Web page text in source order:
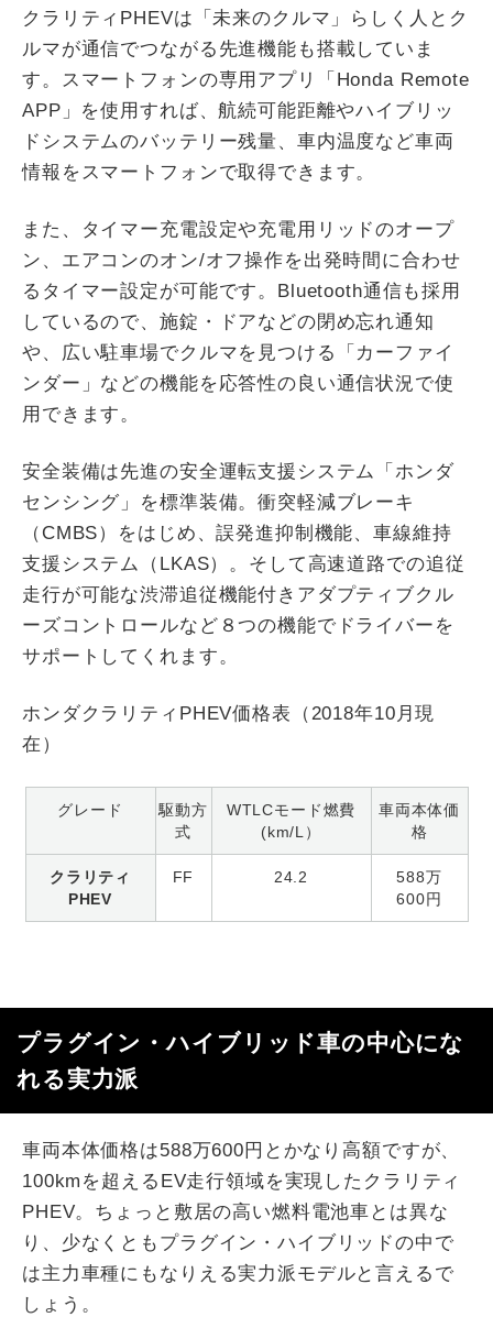
クラリティPHEVは「未来のクルマ」らしく人とク
ルマが通信でつながる先進機能も搭載していま
す。スマートフォンの専用アプリ「Honda Remote
APP」を使用すれば、航続可能距離やハイブリッ
ドシステムのバッテリー残量、車内温度など車両
情報をスマートフォンで取得できます。
また、タイマー充電設定や充電用リッドのオープ
ン、エアコンのオン/オフ操作を出発時間に合わせ
るタイマー設定が可能です。Bluetooth通信も採用
しているので、施錠・ドアなどの閉め忘れ通知
や、広い駐車場でクルマを見つける「カーファイ
ンダー」などの機能を応答性の良い通信状況で使
用できます。
安全装備は先進の安全運転支援システム「ホンダ
センシング」を標準装備。衝突軽減ブレーキ
（CMBS）をはじめ、誤発進抑制機能、車線維持
支援システム（LKAS）。そして高速道路での追従
走行が可能な渋滞追従機能付きアダプティブクル
ーズコントロールなど８つの機能でドライバーを
サポートしてくれます。
ホンダクラリティPHEV価格表（2018年10月現
在）
グレード
駆動方
式
WTLCモード燃費
(km/L）
車両本体価
格
クラリティ
PHEV
FF 24.2
588万
600円
プラグイン・ハイブリッド車の中心にな
れる実力派
車両本体価格は588万600円とかなり高額ですが、
100kmを超えるEV走行領域を実現したクラリティ
PHEV。ちょっと敷居の高い燃料電池車とは異な
り、少なくともプラグイン・ハイブリッドの中で
は主力車種にもなりえる実力派モデルと言えるで
しょう。